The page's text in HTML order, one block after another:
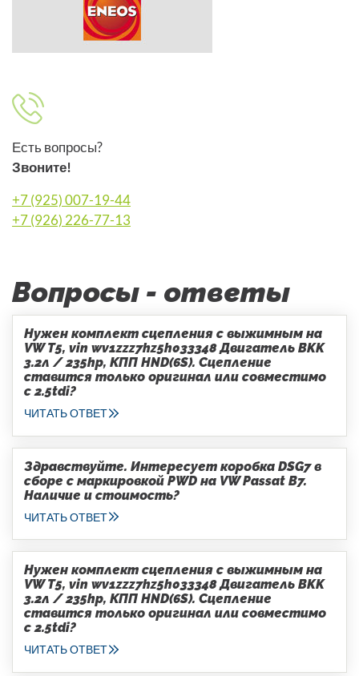
Есть вопросы?
Звоните!
+7 (925) 007-19-44
+7 (926) 226-77-13
Вопросы - ответы
Нужен комплект сцепления с выжимным на
VW T5, vin wv1zzz7hz5h033348 Двигатель BKK
3.2л / 235hp, КПП HND(6S). Сцепление
ставится только оригинал или совместимо
с 2.5tdi?
ЧИТАТЬ ОТВЕТ
Здравствуйте. Интересует коробка DSG7 в
сборе с маркировкой PWD на VW Passat B7.
Наличие и стоимость?
ЧИТАТЬ ОТВЕТ
Нужен комплект сцепления с выжимным на
VW T5, vin wv1zzz7hz5h033348 Двигатель BKK
3.2л / 235hp, КПП HND(6S). Сцепление
ставится только оригинал или совместимо
с 2.5tdi?
ЧИТАТЬ ОТВЕТ